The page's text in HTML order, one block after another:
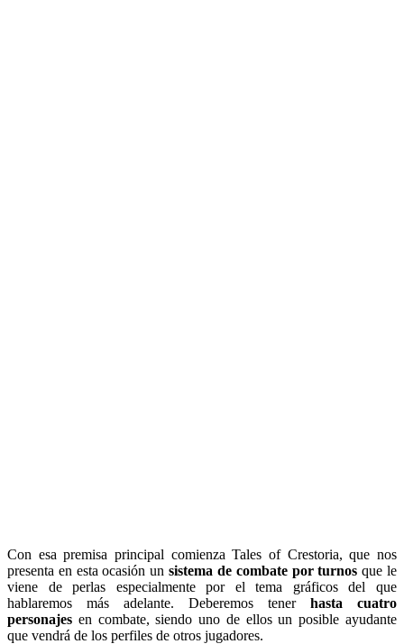
Con esa premisa principal comienza Tales of Crestoria, que nos
presenta en esta ocasión unsistema de combate por turnos que le
viene de perlas especialmente por el tema gráficos del que
hablaremos más adelante. Deberemos tener hasta cuatro
personajes en combate, siendo uno de ellos un posible ayudante
que vendrá de los perfiles de otros jugadores.